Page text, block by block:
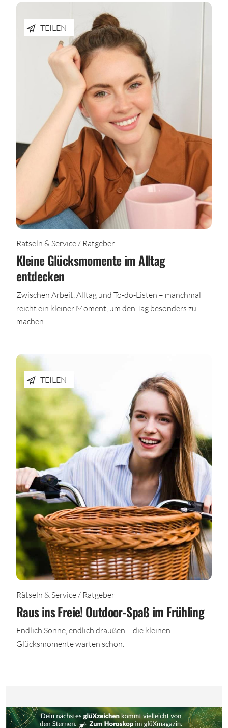
TEILEN
Rätseln & Service / Ratgeber
Kleine Glücksmomente im Alltag
entdecken
Zwischen Arbeit, Alltag und To-do-Listen – manchmal
reicht ein kleiner Moment, um den Tag besonders zu
machen.
TEILEN
Rätseln & Service / Ratgeber
Raus ins Freie! Outdoor-Spaß im Frühling
Endlich Sonne, endlich draußen – die kleinen
Glücksmomente warten schon.